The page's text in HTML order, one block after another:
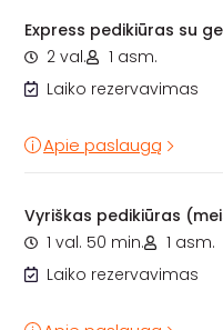
Express pedikiūras su
2 val.
1 asm.
Laiko rezervavimas
Apie paslaugą
Vyriškas pedikiūras
1 val. 50 min.
1 asm.
Laiko rezervavimas